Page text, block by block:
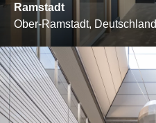
Ramstadt
Ober-Ramstadt, Deutschland